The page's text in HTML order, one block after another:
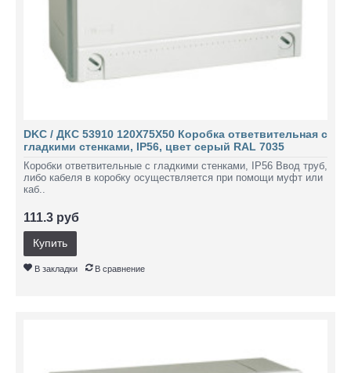
DKC / ДКС 53910 120Х75Х50 Коробка ответвительная с
гладкими стенками, IP56, цвет серый RAL 7035
Коробки ответвительные с гладкими стенками, IP56 Ввод труб,
либо кабеля в коробку осуществляется при помощи муфт или
каб..
111.3 руб
Купить
В закладки В сравнение